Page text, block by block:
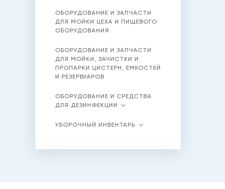
ОБОРУДОВАНИЕ И ЗАПЧАСТИ
ДЛЯ МОЙКИ ЦЕХА И ПИЩЕВОГО
ОБОРУДОВАНИЯ
ОБОРУДОВАНИЕ И ЗАПЧАСТИ
ДЛЯ МОЙКИ, ЗАЧИСТКИ И
ПРОПАРКИ ЦИСТЕРН, ЕМКОСТЕЙ
И РЕЗЕРВУАРОВ
ОБОРУДОВАНИЕ И СРЕДСТВА
ДЛЯ ДЕЗИНФЕКЦИИ
УБОРОЧНЫЙ ИНВЕНТАРЬ